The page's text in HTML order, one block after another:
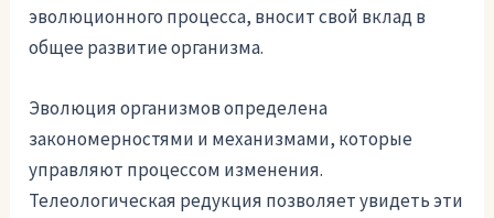
эволюционного процесса, вносит свой вклад в
общее развитие организма.
Эволюция организмов определена
закономерностями и механизмами, которые
управляют процессом изменения.
Телеологическая редукция позволяет увидеть эти